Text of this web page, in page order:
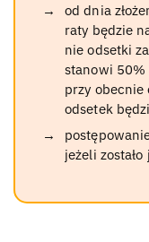
od dnia
raty będzie
nie odsetki
stanowi 50%
przy
odsetek
jeżeli